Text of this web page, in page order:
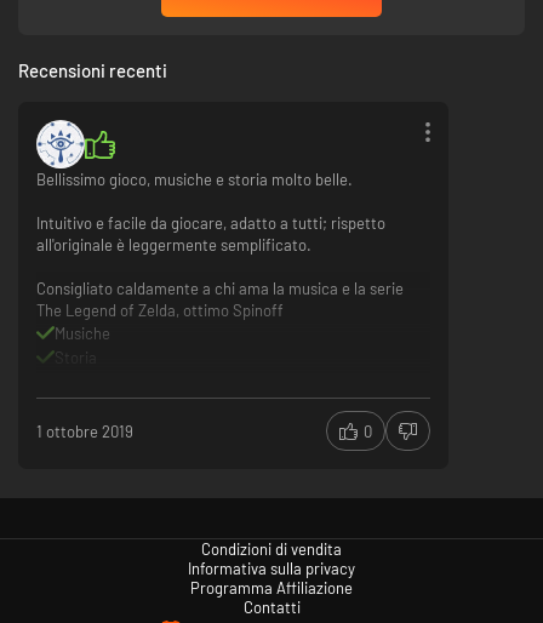
Recensioni recenti
Bellissimo gioco, musiche e storia molto belle.
Intuitivo e facile da giocare, adatto a tutti; rispetto
all'originale è leggermente semplificato.
Consigliato caldamente a chi ama la musica e la serie
The Legend of Zelda, ottimo Spinoff
Musiche
Storia
1 ottobre 2019
0
Condizioni di vendita
Informativa sulla privacy
Programma Affiliazione
Contatti